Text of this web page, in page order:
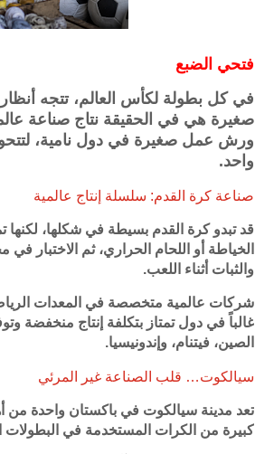
فتحي الضبع
في كل بطولة لكأس العالم، تتجه
صغيرة هي في الحقيقة نتاج صناعة
ورش عمل صغيرة في دول نامية،
واحد.
صناعة كرة القدم: سلسلة إنتاج عالمية
قد تبدو كرة القدم بسيطة في شكلها، لكنها
الخياطة أو اللحام الحراري، ثم الاختبار
والثبات أثناء اللعب.
شركات عالمية متخصصة في المعدات
غالباً في دول تمتاز بتكلفة إنتاج منخفضة
الصين، فيتنام، وإندونيسيا.
سيالكوت… قلب الصناعة غير المرئي
تعد مدينة سيالكوت في باكستان واحدة من
كبيرة من الكرات المستخدمة في البطولات